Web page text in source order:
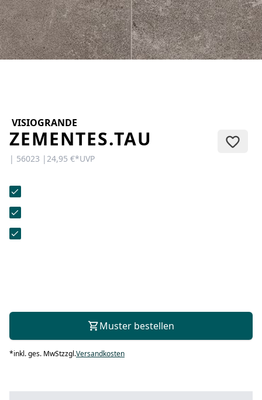
KONTAKT
Sie haben Fragen oder wünschen
eine persönliche Beratung?
Unser Team ist für Sie da –
unser Kontaktformular.
VISIOGRANDE
ZEMENTES.TAU
| 56023 | 24,95 €*UVP
Muster bestellen
*inkl. ges. MwStzzgl.Versandkosten